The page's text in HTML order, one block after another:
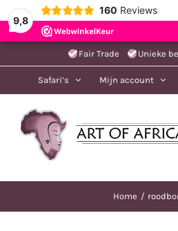
9,8
160 Reviews
naar
Fair Trade Unieke
Safari’s Mijn account
Home